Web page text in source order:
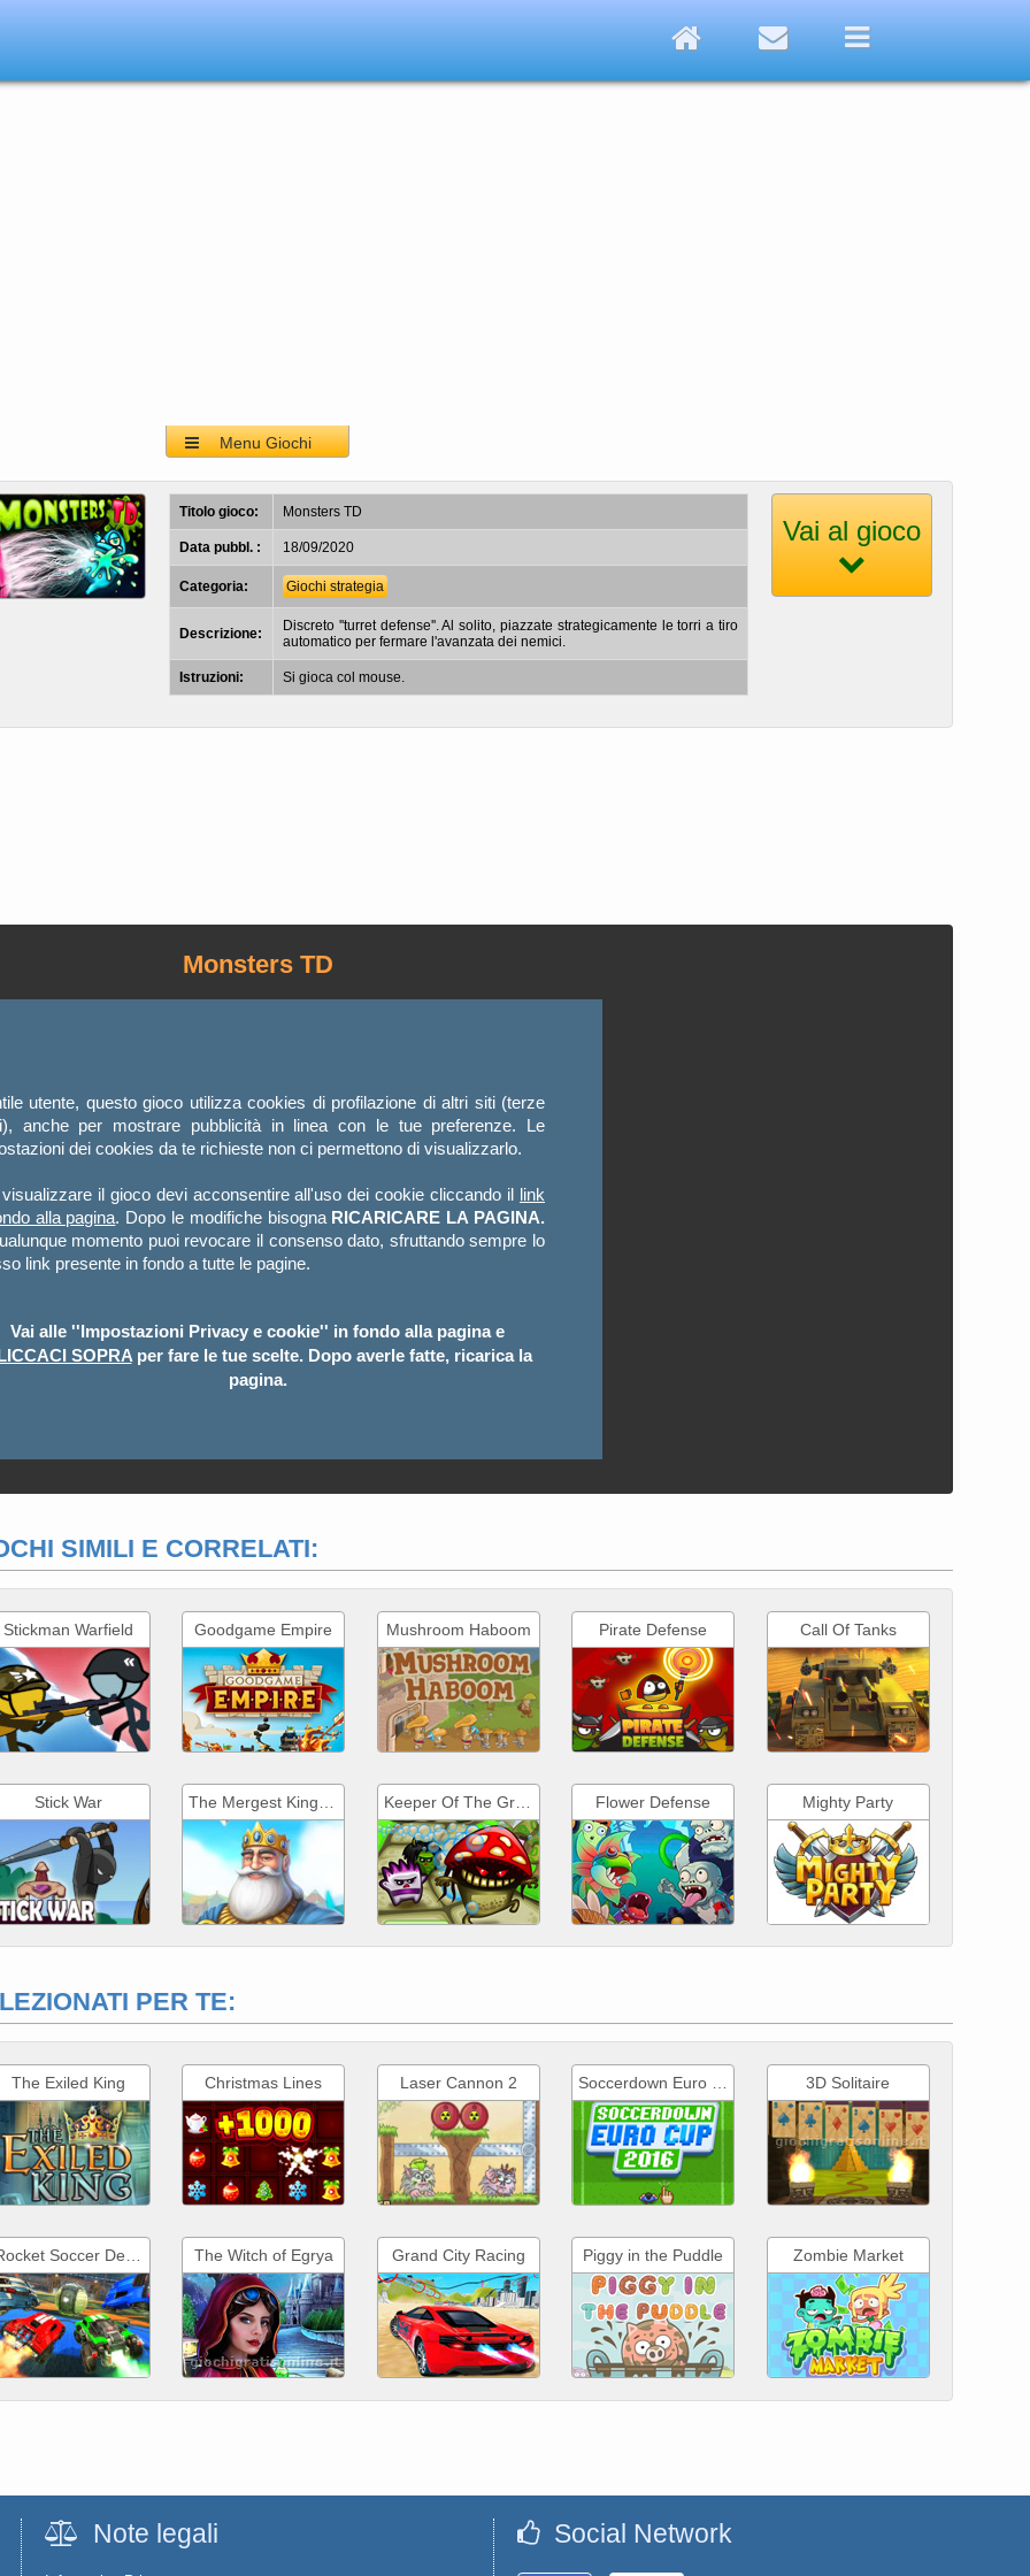
Menu Giochi
Titolo gioco: Monsters TD
Data pubbl. : 18/09/2020
Categoria: Giochi strategia
Descrizione:
Discreto ''turret defense''. Al solito, piazzate strategicamente le torri a tiro
automatico per fermare l'avanzata dei nemici.
Istruzioni: Si gioca col mouse.
Vai al gioco
Monsters TD
utente, questo gioco utilizza cookies di profilazione di altri siti (terze
anche per mostrare pubblicità in linea con le tue preferenze. Le
dei cookies da te richieste non ci permettono di visualizzarlo.
il gioco devi acconsentire all'uso dei cookie cliccando il link
alla pagina. Dopo le modifiche bisogna RICARICARE LA PAGINA.
momento puoi revocare il consenso dato, sfruttando sempre lo
link presente in fondo a tutte le pagine.
Vai alle ''Impostazioni Privacy e cookie'' in fondo alla pagina e
SOPRAper fare le tue scelte. Dopo averle fatte, ricarica la
pagina.
SIMILI E CORRELATI:
Stickman Warfield Goodgame Empire Mushroom Haboom Pirate Defense Call Of Tanks
Stick War Keeper Of The Grove Flower Defense Mighty Party
PER TE:
The Exiled King Christmas Lines Laser Cannon 2 3D Solitaire
The Witch of Egrya Grand City Racing Piggy in the Puddle Zombie Market
Note legali Social Network